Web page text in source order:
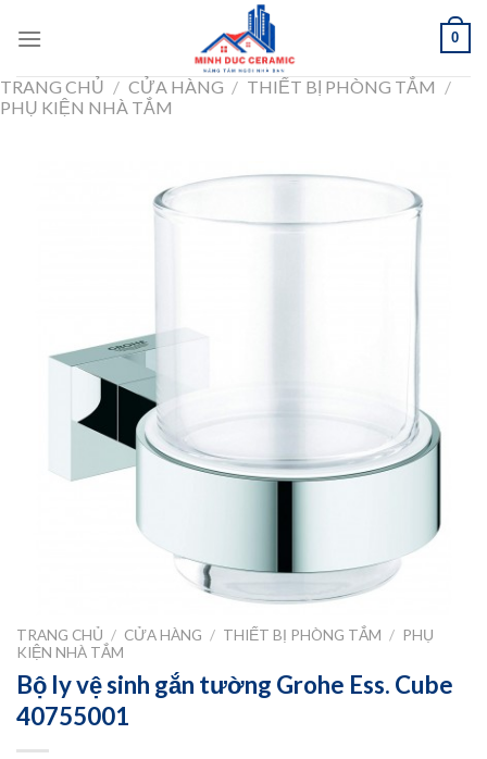
0
TRANG CHỦ / CỬA HÀNG / THIẾT BỊ PHÒNG TẮM /
PHỤ KIỆN NHÀ TẮM
TRANG CHỦ / CỬA HÀNG / THIẾT BỊ PHÒNG TẮM / PHỤ
KIỆN NHÀ TẮM
Bộ ly vệ sinh gắn tường Grohe Ess. Cube
40755001